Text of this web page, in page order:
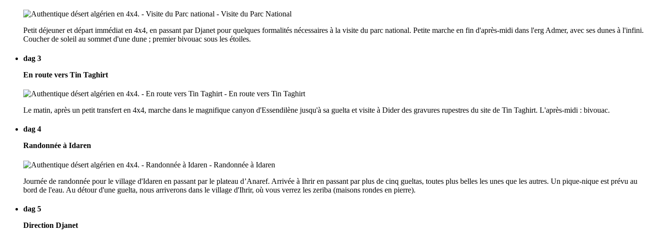
Petit déjeuner et départ immédiat en 4x4, en passant par Djanet pour quelques formalités nécessaires à la visite du parc national. Petite marche en fin d'après-midi dans l'erg Admer, avec ses dunes à l'infini.
Coucher de soleil au sommet d'une dune ; premier bivouac sous les étoiles.
dag 3
En route vers Tin Taghirt
Le matin, après un petit transfert en 4x4, marche dans le magnifique canyon d'Essendilène jusqu'à sa guelta et visite à Dider des gravures rupestres du site de Tin Taghirt. L'après-midi : bivouac.
dag 4
Randonnée à Idaren
Journée de randonnée pour le village d'Idaren en passant par le plateau d’Anaref. Arrivée à Ihrir en passant par plus de cinq gueltas, toutes plus belles les unes que les autres. Un pique-nique est prévu au
bord de l'eau. Au détour d'une guelta, nous arriverons dans le village d'Ihrir, où vous verrez les zeriba (maisons rondes en pierre).
dag 5
Direction Djanet